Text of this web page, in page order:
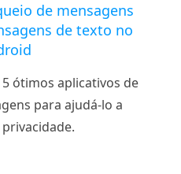
de mensagens
de texto no
ótimos aplicativos de
para ajudá-lo a